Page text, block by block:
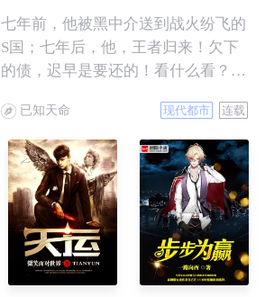
七年前，他被黑中介送到战火纷飞的
S国；七年后，他，王者归来！欠下
的债，迟早是要还的！看什么看？说
已知天命 现代都市 连载